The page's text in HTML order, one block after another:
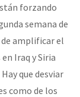
forzando
semana de
amplificar el
Iraq y Siria
que desviar
como de los